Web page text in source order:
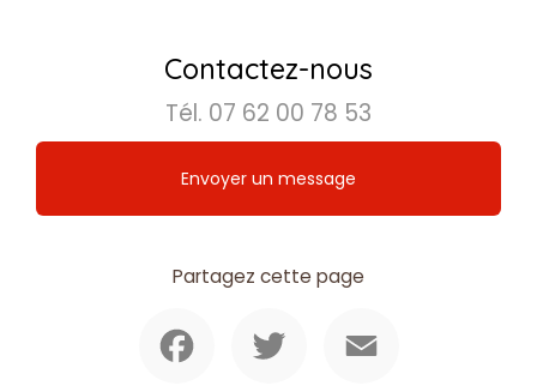
Contactez-nous
Tél. 07 62 00 78 53
Envoyer un message
Partagez cette page